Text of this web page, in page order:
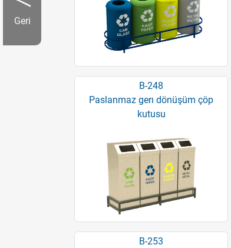
Geri
B-248
Paslanmaz gerı dönüşüm çöp
kutusu
B-253